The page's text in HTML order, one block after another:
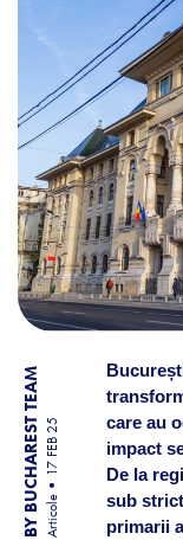
BY BUCHAREST TEAM Articole
17 FEB 25
care au
impact
De la
sub
primarii